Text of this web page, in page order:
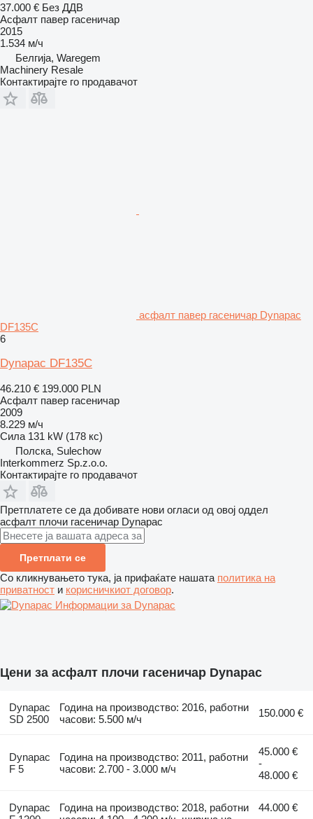
37.000 € Без ДДВ
Асфалт павер гасеничар
2015
1.534 м/ч
Белгија, Waregem
Machinery Resale
Контактирајте го продавачот
асфалт павер гасеничар Dynapac
DF135C
6
Dynapac DF135C
46.210 € 199.000 PLN
Асфалт павер гасеничар
2009
8.229 м/ч
Сила 131 kW (178 кс)
Полска, Sulechow
Interkommerz Sp.z.o.o.
Контактирајте го продавачот
Претплатете се да добивате нови огласи од овој оддел
асфалт плочи гасеничар Dynapac
Претплати се
Со кликнувањето тука, ја прифаќате нашата политика на
приватност и корисничкиот договор.
Информации за Dynapac
Цени за асфалт плочи гасеничар Dynapac
Dynapac
SD 2500
Година на производство: 2016, работни
часови: 5.500 м/ч
150.000 €
Dynapac
F 5
Година на производство: 2011, работни
часови: 2.700 - 3.000 м/ч
45.000 €
-
48.000 €
Dynapac
Година на производство: 2018, работни
44.000 €